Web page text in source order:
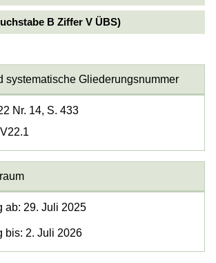
B Ziffer V ÜBS)
systematische Gliederungsnummer
Nr. 14, S. 433
ab: 29. Juli 2025
bis: 2. Juli 2026